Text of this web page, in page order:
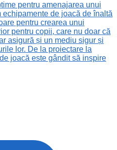
pentru amenajarea unui
echipamente de joacă de înaltă
pentru crearea unui
pentru copii, care nu doar că
asigură și un mediu sigur și
lor. De la proiectare la
joacă este gândit să inspire